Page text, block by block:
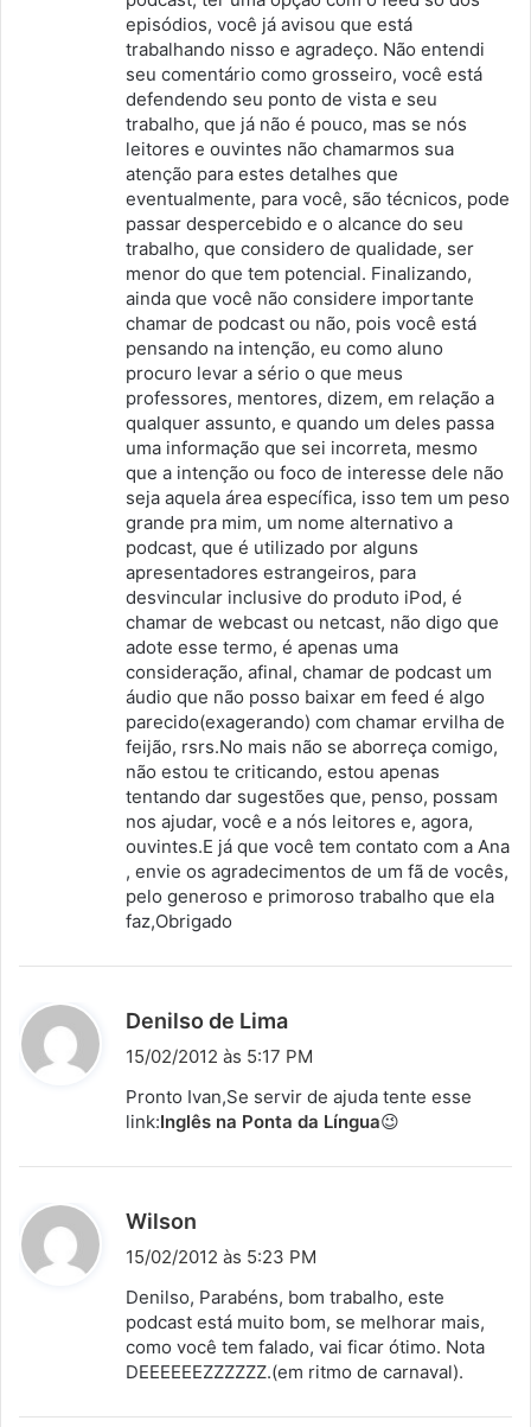
episódios, você já avisou que está
trabalhando nisso e agradeço. Não entendi
seu comentário como grosseiro, você está
defendendo seu ponto de vista e seu
trabalho, que já não é pouco, mas se nós
leitores e ouvintes não chamarmos sua
atenção para estes detalhes que
eventualmente, para você, são técnicos, pode
passar despercebido e o alcance do seu
trabalho, que considero de qualidade, ser
menor do que tem potencial. Finalizando,
ainda que você não considere importante
chamar de podcast ou não, pois você está
pensando na intenção, eu como aluno
procuro levar a sério o que meus
professores, mentores, dizem, em relação a
qualquer assunto, e quando um deles passa
uma informação que sei incorreta, mesmo
que a intenção ou foco de interesse dele não
seja aquela área específica, isso tem um peso
grande pra mim, um nome alternativo a
podcast, que é utilizado por alguns
apresentadores estrangeiros, para
desvincular inclusive do produto iPod, é
chamar de webcast ou netcast, não digo que
adote esse termo, é apenas uma
consideração, afinal, chamar de podcast um
áudio que não posso baixar em feed é algo
parecido(exagerando) com chamar ervilha de
feijão, rsrs.No mais não se aborreça comigo,
não estou te criticando, estou apenas
tentando dar sugestões que, penso, possam
nos ajudar, você e a nós leitores e, agora,
ouvintes.E já que você tem contato com a Ana
, envie os agradecimentos de um fã de vocês,
pelo generoso e primoroso trabalho que ela
faz,Obrigado
Denilso de Lima
i
s
15/02/2012 às 5:17 PM
Pronto Ivan,Se servir de ajuda tente esse
link:Inglês na Ponta da Língua😉
Wilson
i
s
e
:
15/02/2012 às 5:23 PM
Denilso, Parabéns, bom trabalho, este
podcast está muito bom, se melhorar mais,
como você tem falado, vai ficar ótimo. Nota
DEEEEEEZZZZZZ.(em ritmo de carnaval).